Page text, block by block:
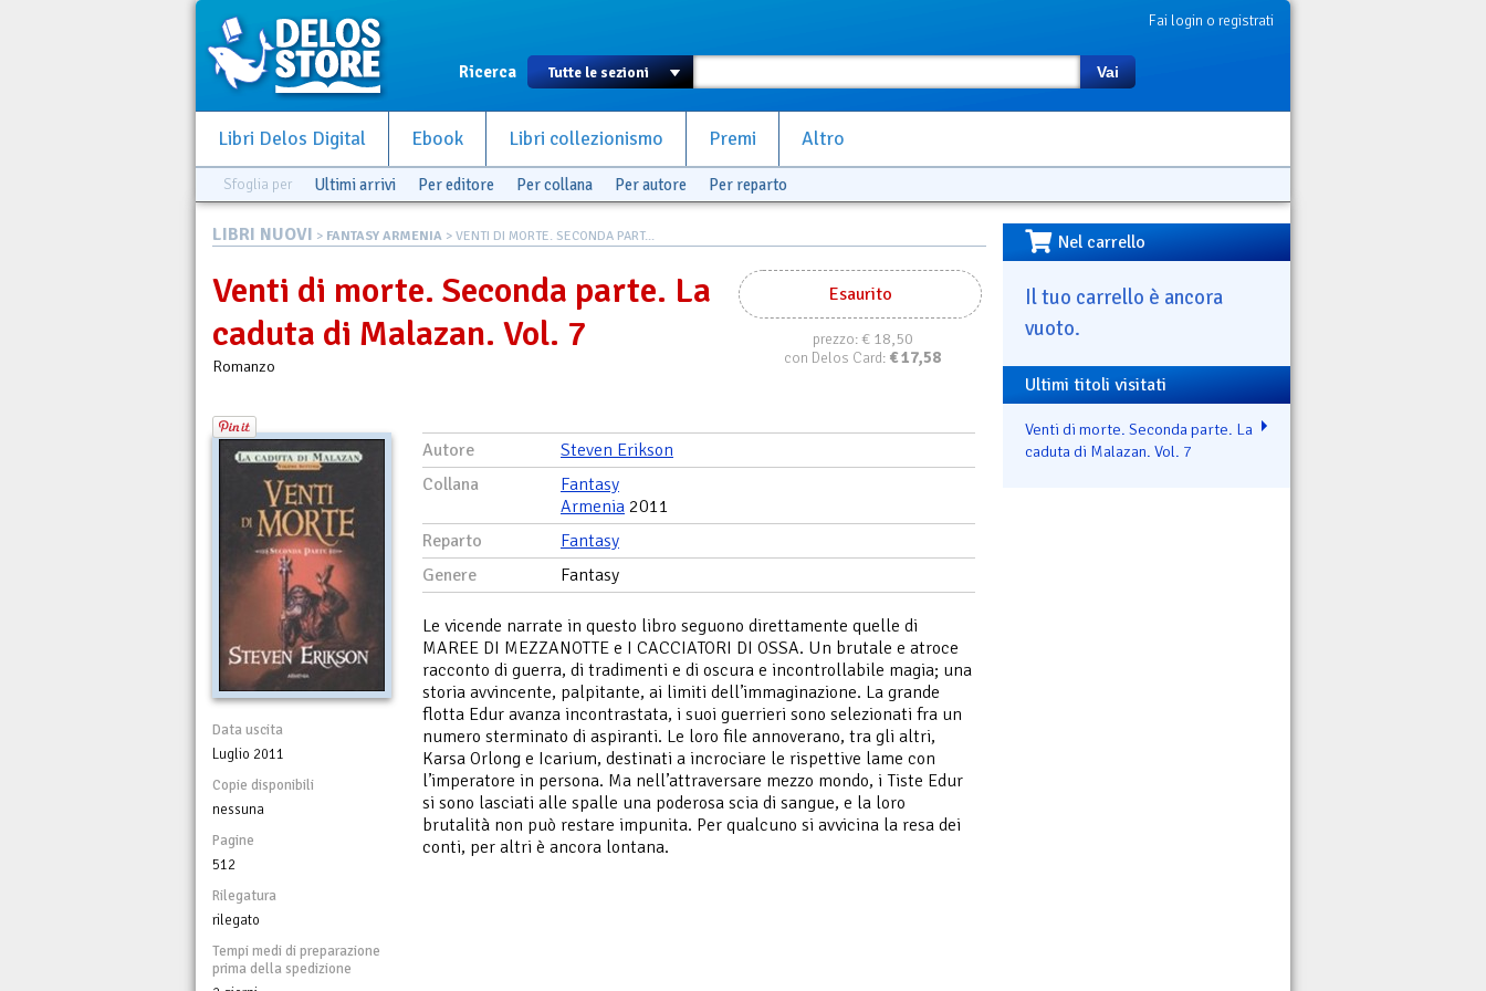
Fai login o registrati
Ricerca Vai
Libri Delos Digital Ebook Libri collezionismo Premi Altro
Sfoglia per Ultimi arrivi Per editore Per collana Per autore Per reparto
LIBRI NUOVI > FANTASY ARMENIA > VENTI DI MORTE. SECONDA PART...
Esaurito
prezzo:€ 18,50
con Delos Card: €17,58
Venti di morte. Seconda parte. La
caduta di Malazan. Vol. 7
Romanzo
Data uscita
Luglio 2011
Copie disponibili
nessuna
Pagine
512
Rilegatura
rilegato
Tempi medi di preparazione
prima della spedizione
Autore
Steven Erikson
Collana
Fantasy
Armenia 2011
Reparto
Fantasy
Genere
Fantasy
Le vicende narrate in questo libro seguono direttamente quelle di
MAREE DI MEZZANOTTE e I CACCIATORI DI OSSA. Un brutale e atroce
racconto di guerra, di tradimenti e di oscura e incontrollabile magia; una
storia avvincente, palpitante, ai limiti dell’immaginazione. La grande
flotta Edur avanza incontrastata, i suoi guerrieri sono selezionati fra un
numero sterminato di aspiranti. Le loro file annoverano, tra gli altri,
Karsa Orlong e Icarium, destinati a incrociare le rispettive lame con
l’imperatore in persona. Ma nell’attraversare mezzo mondo, i Tiste Edur
si sono lasciati alle spalle una poderosa scia di sangue, e la loro
brutalità non può restare impunita. Per qualcuno si avvicina la resa dei
conti, per altri è ancora lontana.
Nel carrello
Il tuo carrello è ancora
vuoto.
Ultimi titoli visitati
Venti di morte. Seconda parte. La
caduta di Malazan. Vol. 7